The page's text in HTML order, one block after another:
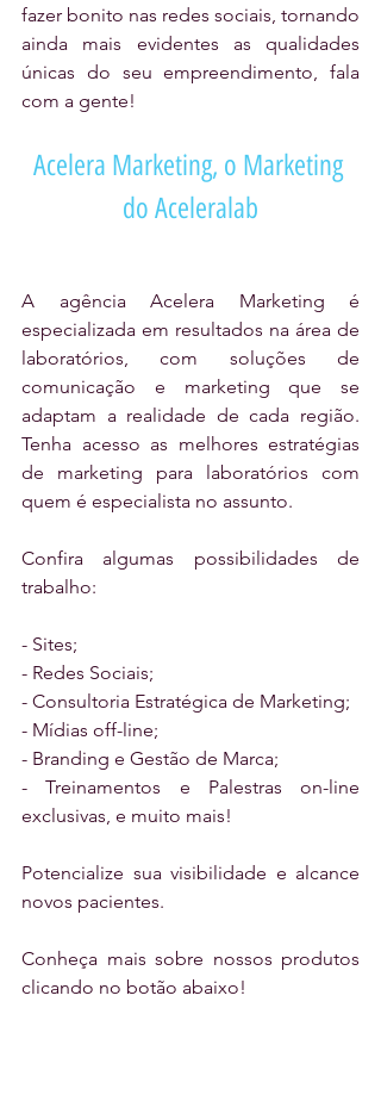
fazer bonito nas redes sociais, tornando
ainda mais evidentes as qualidades
únicas do seu empreendimento, fala
com a gente!
Acelera Marketing, o Marketing
do Aceleralab
A agência Acelera Marketing é
especializada em resultados na área de
laboratórios, com soluções de
comunicação e marketing que se
adaptam a realidade de cada região.
Tenha acesso as melhores estratégias
de marketing para laboratórios com
quem é especialista no assunto.
Confira algumas possibilidades de
trabalho:
- Sites;
- Redes Sociais;
- Consultoria Estratégica de Marketing;
- Mídias off-line;
- Branding e Gestão de Marca;
- Treinamentos e Palestras on-line
exclusivas, e muito mais!
Potencialize sua visibilidade e alcance
novos pacientes.
Conheça mais sobre nossos produtos
clicando no botão abaixo!